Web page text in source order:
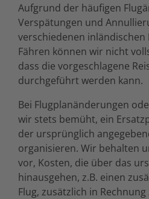
Aufgrund der häufigen
Verspätungen und
verschiedenen inländischen
Fähren können wir nicht
dass die vorgeschlagene
durchgeführt werden kann.
Bei Flugplanänderungen
wir stets bemüht, ein
der ursprünglich
organisieren. Wir behalten
vor, Kosten, die über das
hinausgehen, z.B. einen
Flug, zusätzlich in